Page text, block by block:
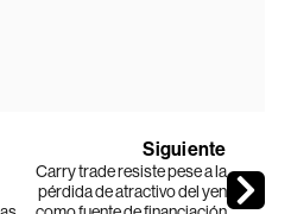
Siguiente
Carry trade resiste pese a la
pérdida de atractivo del yen